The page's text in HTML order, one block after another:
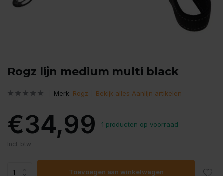
Rogz lijn medium multi black
Merk: Rogz Bekijk alles Aanlijn artikelen
€34,99 1 producten op voorraad
Incl. btw
Toevoegen aan winkelwagen